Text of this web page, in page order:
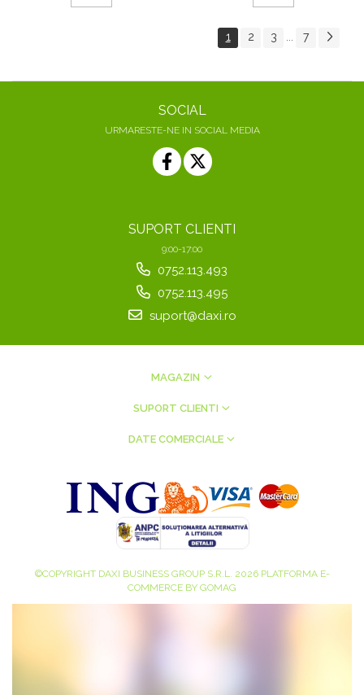
1 2 3 ... 7
SOCIAL
URMARESTE-NE IN SOCIAL MEDIA
SUPORT CLIENTI
9:00-17:00
0752.113.493
0752.113.495
suport@daxi.ro
MAGAZIN
SUPORT CLIENTI
DATE COMERCIALE
©COPYRIGHT DAXI BUSINESS GROUP S.R.L. 2026 PLATFORMA E-
COMMERCE BY GOMAG